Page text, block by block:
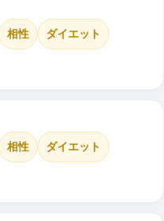
相性 ダイエット
相性 ダイエット